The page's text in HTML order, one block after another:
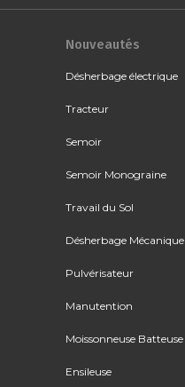
Nouveautés
Désherbage électrique
Tracteur
Semoir
Semoir Monograine
Travail du Sol
Désherbage Mécanique
Pulvérisateur
Manutention
Moissonneuse Batteuse
Ensileuse